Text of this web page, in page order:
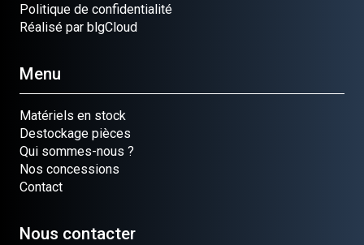
Politique de confidentialité
Réalisé par blgCloud
Menu
Matériels en stock
Destockage pièces
Qui sommes-nous ?
Nos concessions
Contact
Nous contacter